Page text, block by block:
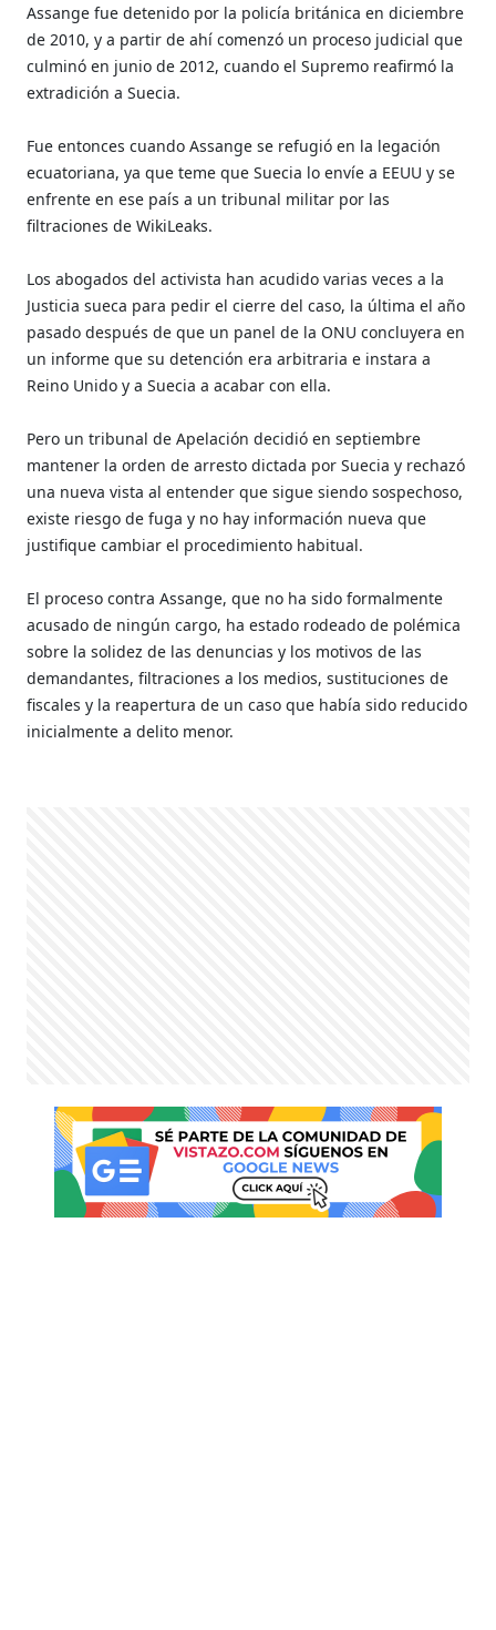
Assange fue detenido por la policía británica en diciembre
de 2010, y a partir de ahí comenzó un proceso judicial que
culminó en junio de 2012, cuando el Supremo reafirmó la
extradición a Suecia.
Fue entonces cuando Assange se refugió en la legación
ecuatoriana, ya que teme que Suecia lo envíe a EEUU y se
enfrente en ese país a un tribunal militar por las
filtraciones de WikiLeaks.
Los abogados del activista han acudido varias veces a la
Justicia sueca para pedir el cierre del caso, la última el año
pasado después de que un panel de la ONU concluyera en
un informe que su detención era arbitraria e instara a
Reino Unido y a Suecia a acabar con ella.
Pero un tribunal de Apelación decidió en septiembre
mantener la orden de arresto dictada por Suecia y rechazó
una nueva vista al entender que sigue siendo sospechoso,
existe riesgo de fuga y no hay información nueva que
justifique cambiar el procedimiento habitual.
El proceso contra Assange, que no ha sido formalmente
acusado de ningún cargo, ha estado rodeado de polémica
sobre la solidez de las denuncias y los motivos de las
demandantes, filtraciones a los medios, sustituciones de
fiscales y la reapertura de un caso que había sido reducido
inicialmente a delito menor.